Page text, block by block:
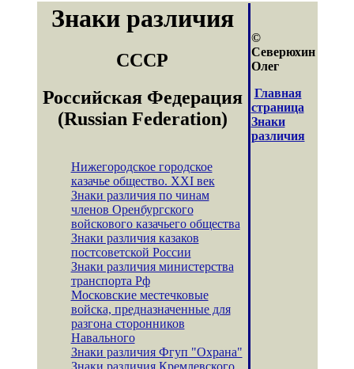
Знаки различия
СССР
Российская Федерация
(Russian Federation)
Нижегородское городское
казачье общество. XXI век
Знаки различия по чинам
членов Оренбургского
войскового казачьего общества
Знаки различия казаков
постсоветской России
Знаки различия министерства
транспорта Рф
Московские местечковые
войска, предназначенные для
разгона сторонников
Навального
Знаки различия Фгуп "Охрана"
©
Северюхин
Олег
Главная
страница
Знаки
различия